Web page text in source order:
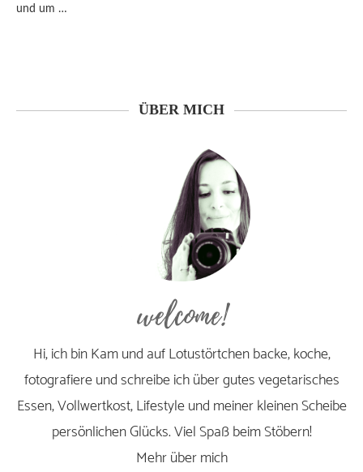
und um …
ÜBER MICH
welcome!
Hi, ich bin Kam und auf Lotustörtchen backe, koche,
fotografiere und schreibe ich über gutes vegetarisches
Essen, Vollwertkost, Lifestyle und meiner kleinen Scheibe
persönlichen Glücks. Viel Spaß beim Stöbern!
Mehr über mich